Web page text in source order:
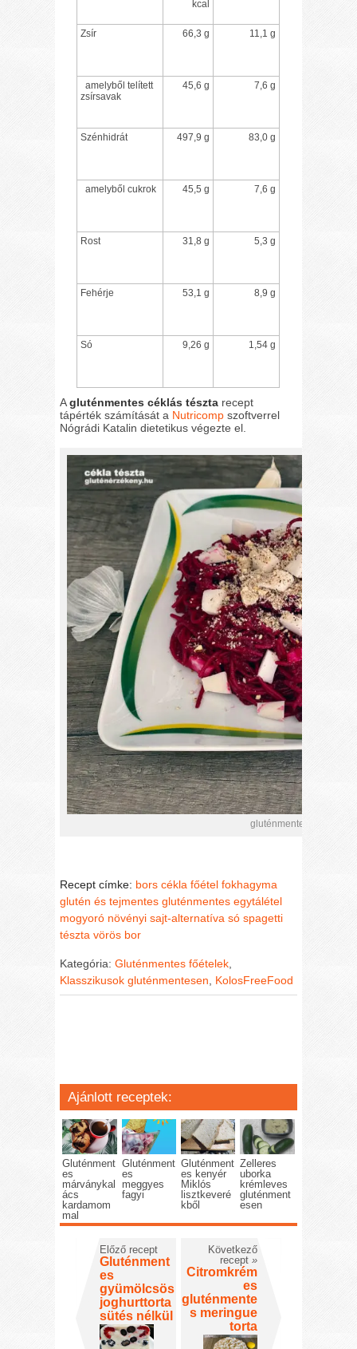
kcal
Zsír 66,3 g 11,1 g
amelyből telített
zsírsavak
45,6 g 7,6 g
Szénhidrát 497,9 g 83,0 g
amelyből cukrok 45,5 g 7,6 g
Rost 31,8 g 5,3 g
Fehérje 53,1 g 8,9 g
Só 9,26 g 1,54 g
Agluténmentes céklás tészta recept
tápérték számítását a Nutricomp szoftverrel
Nógrádi Katalin dietetikus végezte el.
gluténmentes cékla
Recept címke: bors cékla főétel fokhagyma
glutén és tejmentes gluténmentes egytálétel
mogyoró növényi sajt-alternatíva só spagetti
tészta vörös bor
Kategória:Gluténmentes főételek
Klasszikusok gluténmentesen
KolosFreeFood
Ajánlott receptek:
Gluténment
es
márványkal
ács
kardamom
mal
Gluténment
es
meggyes
fagyi
Gluténment
es kenyér
Miklós
lisztkeveré
kből
Zelleres
uborka
krémleves
gluténment
esen
Előző recept
Gluténment
es
gyümölcsös
joghurttorta
sütés nélkül
Következő
recept »
Citromkrém
es
gluténmente
s meringue
torta